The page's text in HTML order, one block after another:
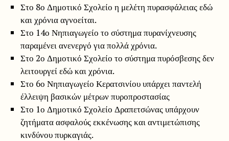
Στο 8ο Δημοτικό Σχολείο η μελέτη πυρασφάλειας εδώ
και χρόνια αγνοείται.
Στο 14ο Νηπιαγωγείο το σύστημα πυρανίχνευσης
παραμένει ανενεργό για πολλά χρόνια.
Στο 2ο Δημοτικό Σχολείο το σύστημα πυρόσβεσης δεν
λειτουργεί εδώ και χρόνια.
Στο 6ο Νηπιαγωγείο Κερατσινίου υπάρχει παντελή
έλλειψη βασικών μέτρων πυροπροστασίας
Στο 1ο Δημοτικό Σχολείο Δραπετσώνας υπάρχουν
ζητήματα ασφαλούς εκκένωσης και αντιμετώπισης
κινδύνου πυρκαγιάς.